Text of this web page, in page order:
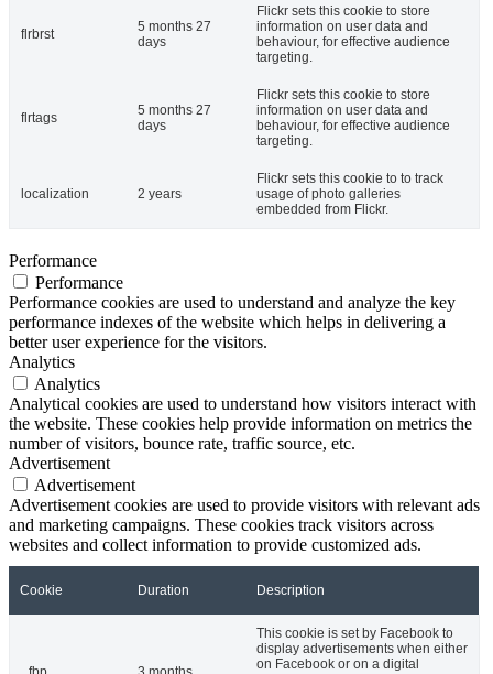
flrbrst
5 months 27
days
Flickr sets this cookie to store
information on user data and
behaviour, for effective audience
targeting.
flrtags
5 months 27
days
Flickr sets this cookie to store
information on user data and
behaviour, for effective audience
targeting.
localization 2 years
Flickr sets this cookie to to track
usage of photo galleries
embedded from Flickr.
Performance
Performance
Performance cookies are used to understand and analyze the key
performance indexes of the website which helps in delivering a
better user experience for the visitors.
Analytics
Analytics
Analytical cookies are used to understand how visitors interact with
the website. These cookies help provide information on metrics the
number of visitors, bounce rate, traffic source, etc.
Advertisement
Advertisement
Advertisement cookies are used to provide visitors with relevant ads
and marketing campaigns. These cookies track visitors across
websites and collect information to provide customized ads.
Cookie Duration Description
This cookie is set by Facebook to
display advertisements when either
on Facebook or on a digital